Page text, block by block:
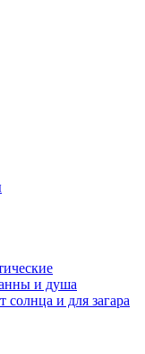
и душа
солнца и для загара